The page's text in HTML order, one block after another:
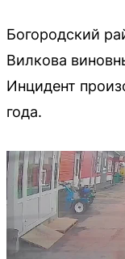
Богородский
Вилкова
Инцидент
года.